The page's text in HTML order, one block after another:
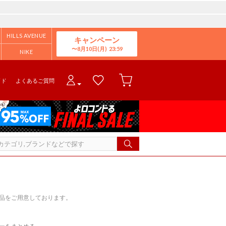
HILLS AVENUE
NIKE
キャンペーン
8月10日(月)
よくあるご質問
ご用意しております。